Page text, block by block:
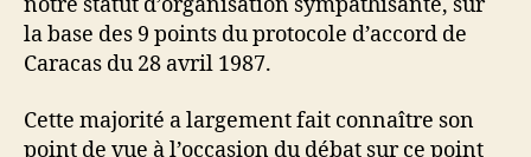
notre statut d’organisation sympathisante, sur
la base des 9 points du protocole d’accord de
Caracas du 28 avril 1987.
Cette majorité a largement fait connaître son
point de vue à l’occasion du débat sur ce point